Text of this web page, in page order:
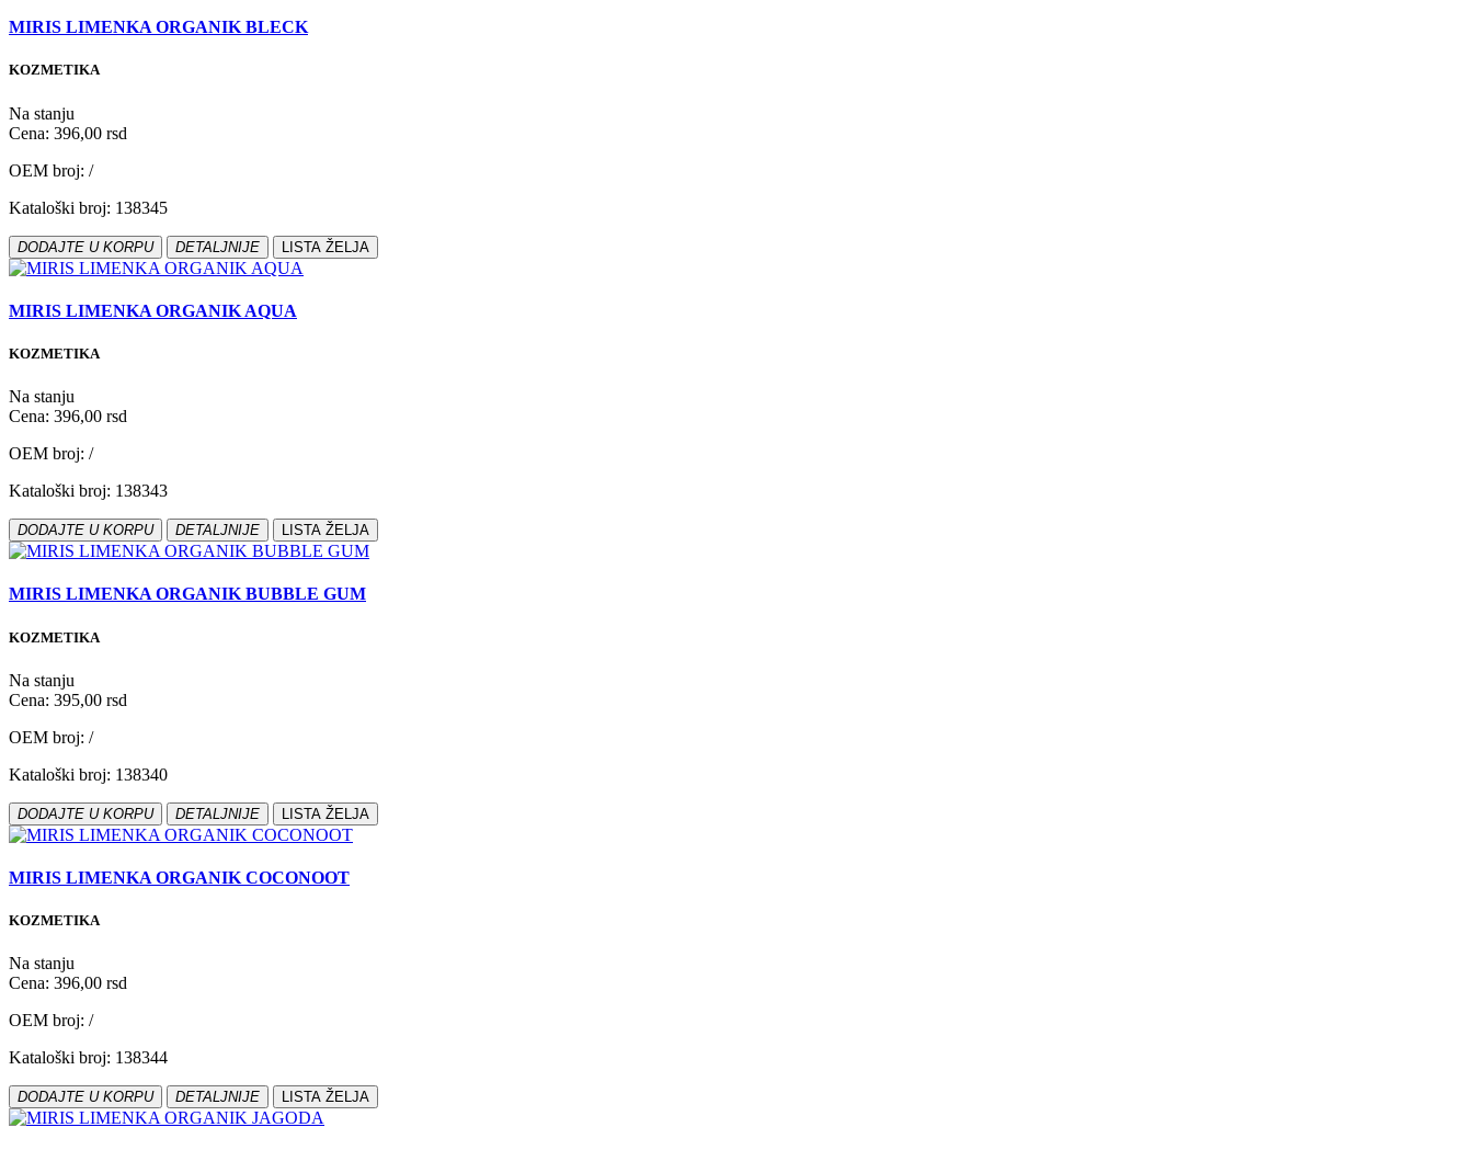
MIRIS LIMENKA ORGANIK BLECK
KOZMETIKA
Na stanju
Cena: 396,00 rsd
OEM broj: /
Kataloški broj: 138345
DODAJTE U KORPU DETALJNIJE LISTA ŽELJA
MIRIS LIMENKA ORGANIK AQUA
KOZMETIKA
Na stanju
Cena: 396,00 rsd
OEM broj: /
Kataloški broj: 138343
DODAJTE U KORPU DETALJNIJE LISTA ŽELJA
MIRIS LIMENKA ORGANIK BUBBLE GUM
KOZMETIKA
Na stanju
Cena: 395,00 rsd
OEM broj: /
Kataloški broj: 138340
DODAJTE U KORPU DETALJNIJE LISTA ŽELJA
MIRIS LIMENKA ORGANIK COCONOOT
KOZMETIKA
Na stanju
Cena: 396,00 rsd
OEM broj: /
Kataloški broj: 138344
DODAJTE U KORPU DETALJNIJE LISTA ŽELJA